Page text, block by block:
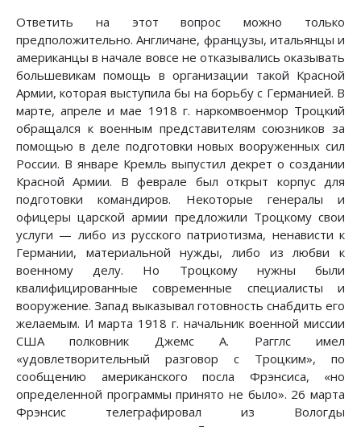
Ответить на этот вопрос можно только
предположительно. Англичане, французы, итальянцы и
американцы в начале вовсе не отказывались оказывать
большевикам помощь в организации такой Красной
Армии, которая выступила бы на борьбу с Германией. В
марте, апреле и мае 1918 г. наркомвоенмор Троцкий
обращался к военным представителям союзников за
помощью в деле подготовки новых вооруженных сил
России. В январе Кремль выпустил декрет о создании
Красной Армии. В феврале был открыт корпус для
подготовки командиров. Некоторые генералы и
офицеры царской армии предложили Троцкому свои
услуги — либо из русского патриотизма, ненависти к
Германии, материальной нужды, либо из любви к
военному делу. Но Троцкому нужны были
квалифицированные современные специалисты и
вооружение. Запад выказывал готовность снабдить его
желаемым. И марта 1918 г. начальник военной миссии
США полковник Джемс А. Рагглс имел
«удовлетворительный разговор с Троцким», по
сообщению американского посла Фрэнсиса, «но
определенной программы принято не было». 26 марта
Фрэнсис телеграфировал из Вологды